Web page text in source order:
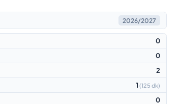
2026/2027
0
0
2
1 (125 dk)
0